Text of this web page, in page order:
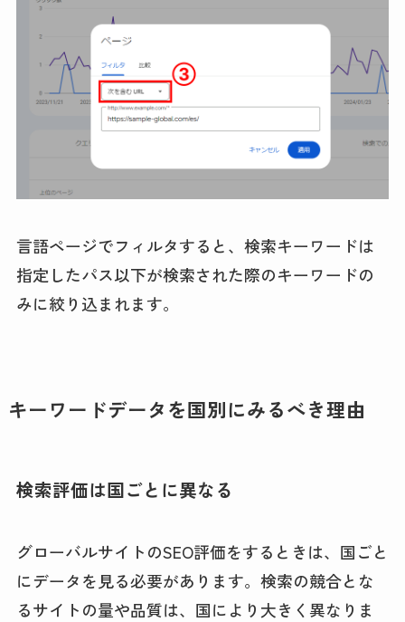
言語ページでフィルタすると、検索キーワードは
指定したパス以下が検索された際のキーワードの
みに絞り込まれます。
キーワードデータを国別にみるべき理由
検索評価は国ごとに異なる
グローバルサイトのSEO評価をするときは、国ごと
にデータを見る必要があります。検索の競合とな
るサイトの量や品質は、国により大きく異なりま